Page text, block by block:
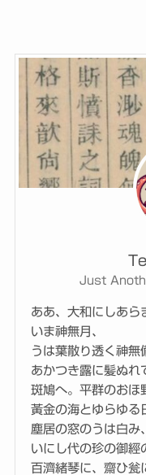
Just
ああ、大和にしあら
いま神無月、
うは葉散り透く神無
あかつき露に髪ぬれ
斑鳩へ。平群のおほ
黃金の海とゆらゆる
塵居の窓のうは白み
いにし代の珍の御經
百濟緒琴に、齋ひ瓮